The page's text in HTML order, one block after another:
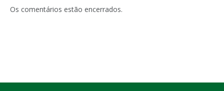
Os comentários estão encerrados.